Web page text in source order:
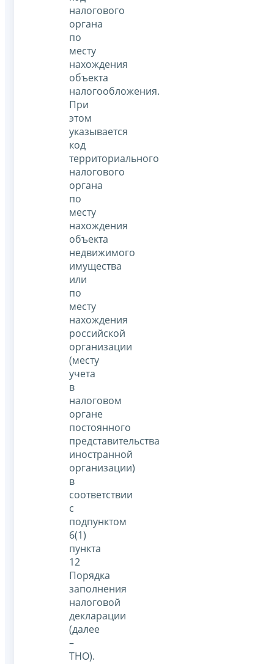
налогового
органа
по
месту
нахождения
объекта
налогообложения.
При
этом
указывается
код
территориального
налогового
органа
по
месту
нахождения
объекта
недвижимого
имущества
или
по
месту
нахождения
российской
организации
(месту
учета
в
налоговом
органе
постоянного
представительства
иностранной
организации)
в
соответствии
с
подпунктом
6(1)
пункта
12
Порядка
заполнения
налоговой
декларации
(далее
–
ТНО).